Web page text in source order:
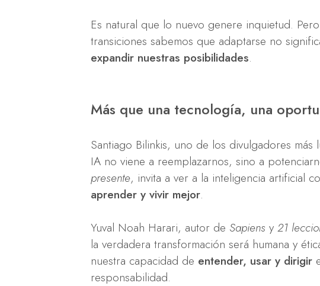
Es natural que lo nuevo genere inquietud.
transiciones sabemos que adaptarse no
expandir nuestras posibilidades.
Más que una tecnología, una
Santiago Bilinkis, uno de los divulgadores
IA no viene a reemplazarnos, sino a
presente, invita a ver a la inteligencia artificial
aprender y vivir mejor.
Yuval Noah Harari, autor de Sapiens y 21
la verdadera transformación será humana y
nuestra capacidad de entender, usar y dirigir
responsabilidad.